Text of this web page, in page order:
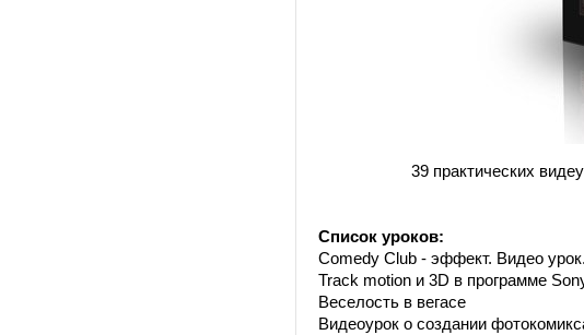
39 практических
Список уроков:
Comedy Club - эффект. Видео урок.
Track motion и 3D в программе
Веселость в вегасе
Видеоурок о создании